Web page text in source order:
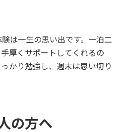
は一生の思い出です。一泊二
厚くサポートしてくれるの
かり勉強し、週末は思い切り
の方へ